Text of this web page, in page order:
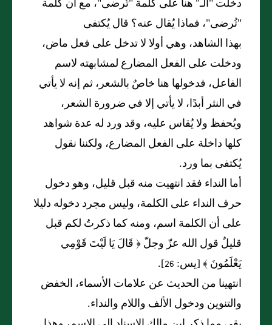
"تُرضى"، فماذا يُقال عنه؟ قال يُكتفى
بهذا الشاهد، وهي أولا لا تدخل على فعل ماض،
ودخلت على الفعل المضارع لمشابهته لاسم
الفاعل، فدخولها هنا خاصٌ بالشعر، ثم إنه لا يأتي
في النثر أبدًا، لا يأتي إلا في ضرورة الشعر،
ويُحفظ ولا يُقاس عليه، وقد ورد له عدة شواهد
كلها داخلة على الفعل المضارع، ولكننا نقول
يُكتفى بما ورد.
أما النداء فقد انتهيت منه قبل قليل، وهو دخول
حرف النداء على الكلمة، وليس مجرد دخوله دليلا
على أن الكلمة اسم، ومنه كما ذكرتُ لكم قبل
قليلٌ قول الله عزّ وجلّ ﴿ قَالَ يَا لَيْتَ قَوْمِي
يَعْلَمُونَ ﴾ [يس: 26].
انتهينا من الحديث عن علامات الأسماء، الخفض
والتنوين ودخول الألف واللام والنداء.